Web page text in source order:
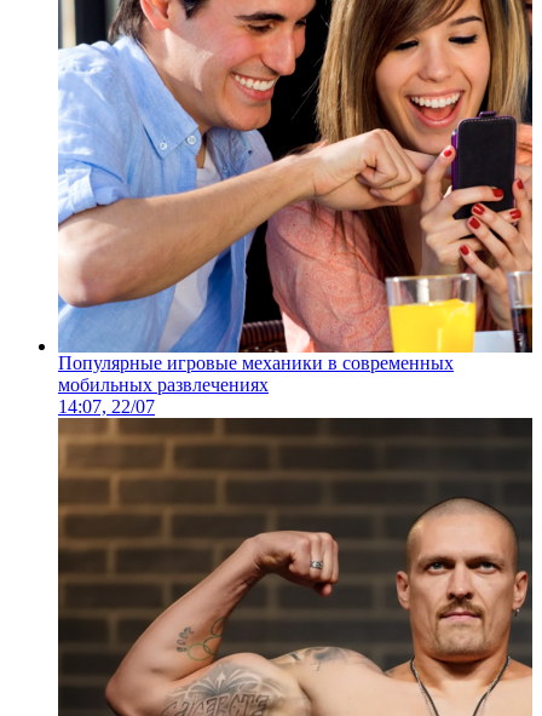
Популярные игровые механики в современных
мобильных развлечениях
14:07, 22/07